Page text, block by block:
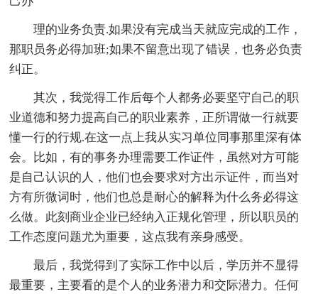
理的业务负责.如果没有完成当天就应完成的工作，
那职员务必得加班;如果不留意出现了错误，也务必负责
纠正。
其次，我觉得工作后每个人都务必要坚守自己的职
业道德和努力提高自己的职业素养，正所谓做一行就要
懂一行的行规.在这一点上我从实习单位同事那里深有体
会。比如，有的事务办理需要工作证件，虽然对方可能
是自己认识的人，他们也会要求对方出示证件，而当对
方有所微词时，他们也总是耐心的解释为什么务必得这
么做。此刻商业企业已经纳入正规化管理，所以职员的
工作态度问题尤为重要，这点我有亲身感受。
最后，我觉得到了实际工作中以后，学历并不显得
最重要，主要看的是个人的业务潜力和交际潜力。任何